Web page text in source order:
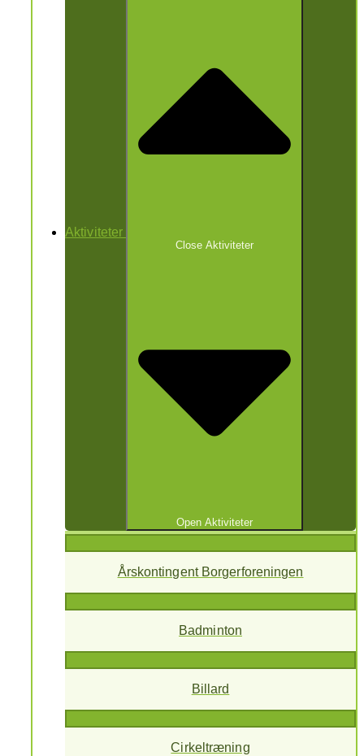
Aktiviteter
Close Aktiviteter
Open Aktiviteter
Årskontingent Borgerforeningen
Badminton
Billard
Cirkeltræning